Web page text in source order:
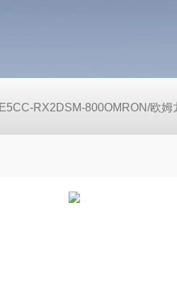
E5CC-RX2DSM-800OMRON/欧